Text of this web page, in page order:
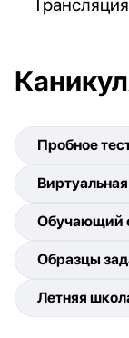
Пробное
Обучающий
Образцы
Летняя